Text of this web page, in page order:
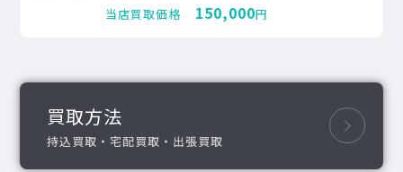
当店買取価格
150,000円
買取方法
持込買取・宅配買取・出張買取